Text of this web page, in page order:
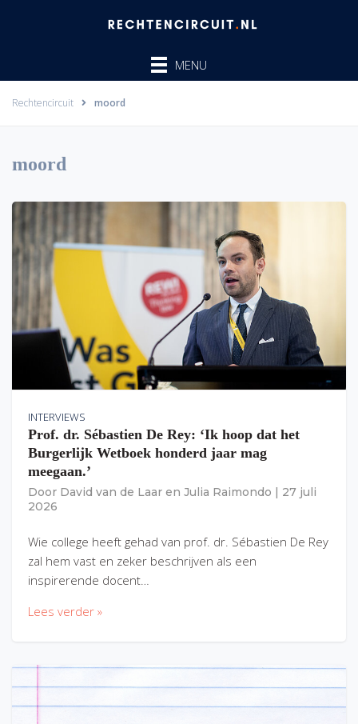
MENU
Rechtencircuit moord
moord
INTERVIEWS
Prof. dr. Sébastien De Rey: ‘Ik hoop dat het
Burgerlijk Wetboek honderd jaar mag
meegaan.’
Door David van de Laar en Julia Raimondo
27 juli
2026
Wie college heeft gehad van prof. dr. Sébastien De Rey
zal hem vast en zeker beschrijven als een
inspirerende docent…
Lees verder »